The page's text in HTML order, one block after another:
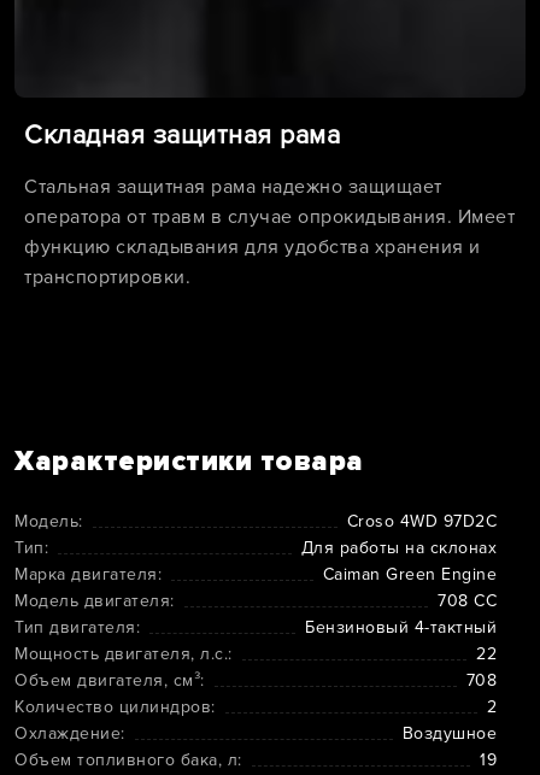
Складная защитная рама
Стальная защитная рама надежно защищает
оператора от травм в случае опрокидывания. Имеет
функцию складывания для удобства хранения и
транспортировки.
Характеристики товара
Модель:
Croso 4WD 97D2C
Тип:
Для работы на склонах
Марка двигателя:
Caiman Green Engine
Модель двигателя:
708 CC
Тип двигателя:
Бензиновый 4-тактный
Мощность двигателя, л.с.:
22
Объем двигателя, см³:
708
Количество цилиндров:
2
Охлаждение:
Воздушное
Объем топливного бака, л:
19